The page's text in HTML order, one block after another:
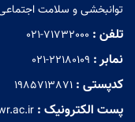
توانبخشی و سلامت اجتماعی
تلفن :021-71732000
نمابر :021-22180109
کدپستی :1985713871
پست الکترونیک :